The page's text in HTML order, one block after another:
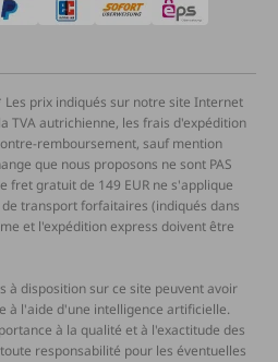
prix indiqués sur notre site Internet
TVA autrichienne, les frais d'expédition
remboursement, sauf mention
que nous proposons ne sont PAS
fret gratuit de 149 EUR ne s'applique
transport forfaitaires (indiqués dans
et l'expédition express doivent être
à disposition sur ce site peuvent avoir
à l'aide d'une intelligence artificielle.
à la qualité et à l'exactitude des
responsabilité pour les éventuelles